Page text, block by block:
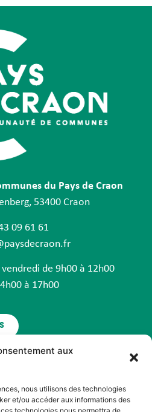
aux
nous utilisons des technologies
et/ou accéder aux informations des
du Pays de Craon
53400 Craon
09 61 61
de 9h00 à 12h00
à 17h00